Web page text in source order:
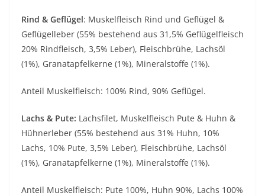
Rind & Geflügel: Muskelfleisch Rind und Geflügel &
Geflügelleber (55% bestehend aus 31,5% Geflügelfleisch
20% Rindfleisch, 3,5% Leber), Fleischbrühe, Lachsöl
(1%), Granatapfelkerne (1%), Mineralstoffe (1%).
Anteil Muskelfleisch: 100% Rind, 90% Geflügel.
Lachs & Pute: Lachsfilet, Muskelfleisch Pute & Huhn &
Hühnerleber (55% bestehend aus 31% Huhn, 10%
Lachs, 10% Pute, 3,5% Leber), Fleischbrühe, Lachsöl
(1%), Granatapfelkerne (1%), Mineralstoffe (1%).
Anteil Muskelfleisch: Pute 100%, Huhn 90%, Lachs 100%